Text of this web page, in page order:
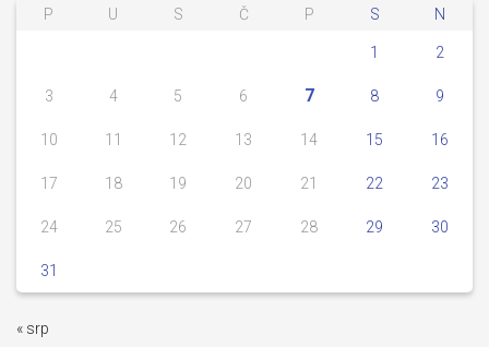
P U S Č P S N
1 2
3 4 5 6 7 8 9
10 11 12 13 14 15 16
17 18 19 20 21 22 23
24 25 26 27 28 29 30
31
« srp